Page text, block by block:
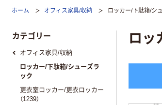
ホーム オフィス家具/収納 ロッカー/下駄箱/シ
ロッ
カテゴリー
オフィス家具/収納
ロッカー/下駄箱/シューズラ
ック
更衣室ロッカー/更衣ロッカー
（1239）